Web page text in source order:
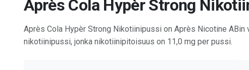
Après Cola Hypèr Strong
Après Cola Hypèr Strong Nikotiinipussi on Après Nicotine ABin
nikotiinipussi, jonka nikotiinipitoisuus on 11,0 mg per pussi.